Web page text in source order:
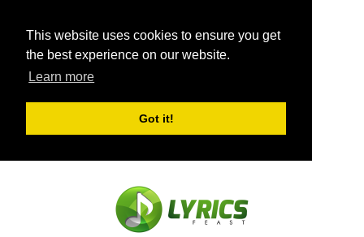
This website uses cookies to ensure you get
the best experience on our website.
Learn more
Got it!